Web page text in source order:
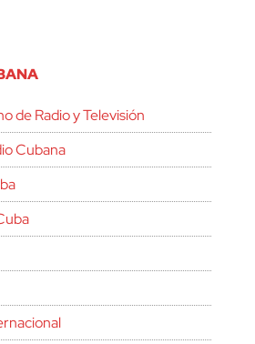
de Radio y Televisión
Cubana